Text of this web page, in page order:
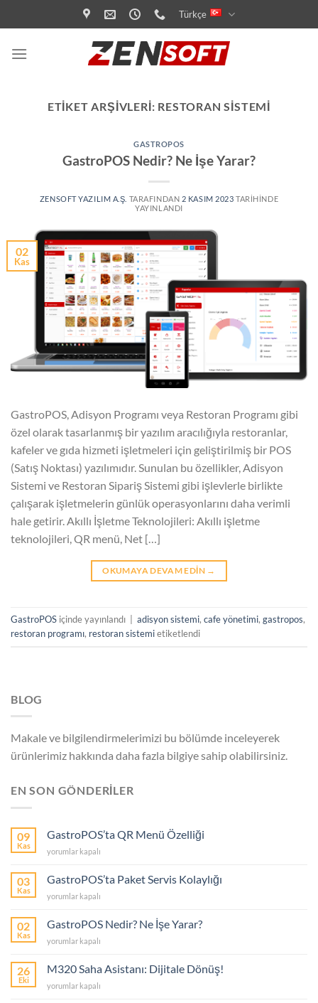
atla
Türkçe
ETIKET ARŞIVLERI: RESTORAN SISTEMI
GASTROPOS
GastroPOS Nedir? Ne İşe Yarar?
ZENSOFT YAZILIM A.Ş. TARAFINDAN 2 KASIM 2023 TARIHINDE
YAYINLANDI
02
Kas
GastroPOS, Adisyon Programı veya Restoran Programı gibi
özel olarak tasarlanmış bir yazılım aracılığıyla restoranlar,
kafeler ve gıda hizmeti işletmeleri için geliştirilmiş bir POS
(Satış Noktası) yazılımıdır. Sunulan bu özellikler, Adisyon
Sistemi ve Restoran Sipariş Sistemi gibi işlevlerle birlikte
çalışarak işletmelerin günlük operasyonlarını daha verimli
hale getirir. Akıllı İşletme Teknolojileri: Akıllı işletme
teknolojileri, QR menü, Net […]
OKUMAYA DEVAM EDIN →
GastroPOS içinde yayınlandı adisyon sistemi, cafe yönetimi, gastropos,
restoran programı, restoran sistemietiketlendi
BLOG
Makale ve bilgilendirmelerimizi bu bölümde inceleyerek
ürünlerimiz hakkında daha fazla bilgiye sahip olabilirsiniz.
EN SON GÖNDERİLER
09
Kas
GastroPOS’ta QR Menü Özelliği
GastroPOS’ta
Menü
Özelliği
için
yorumlar kapalı
03
Kas
GastroPOS’ta Paket Servis Kolaylığı
GastroPOS’ta
Servis
Kolaylığı
için
yorumlar kapalı
02
Kas
GastroPOS Nedir? Ne İşe Yarar?
GastroPOS
Ne
İşe
Yarar?
yorumlar kapalı
26
Eki
M320 Saha Asistanı: Dijitale Dönüş!
M320
yorumlar kapalı